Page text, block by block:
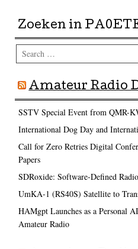
Zoeken in
Search
Amateur Radio
SSTV Special Event from QMR-
International Dog Day and
Call for Zero Retries Digital
Papers
SDRoxide: Software-Defined
UmKA-1 (RS40S) Satellite to
HAMgpt Launches as a Personal
Amateur Radio